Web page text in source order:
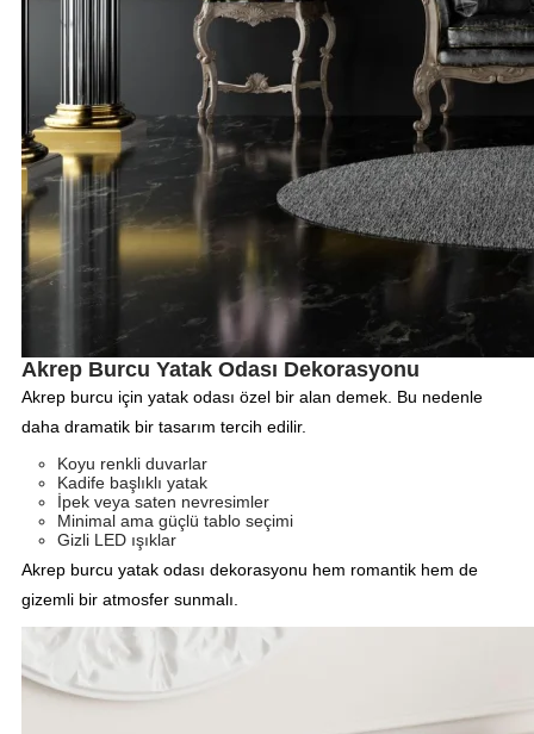
Akrep Burcu Yatak Odası Dekorasyonu
Akrep burcu için yatak odası özel bir alan demek. Bu nedenle
daha dramatik bir tasarım tercih edilir.
Koyu renkli duvarlar
Kadife başlıklı yatak
İpek veya saten nevresimler
Minimal ama güçlü tablo seçimi
Gizli LED ışıklar
Akrep burcu yatak odası dekorasyonu hem romantik hem de
gizemli bir atmosfer sunmalı.